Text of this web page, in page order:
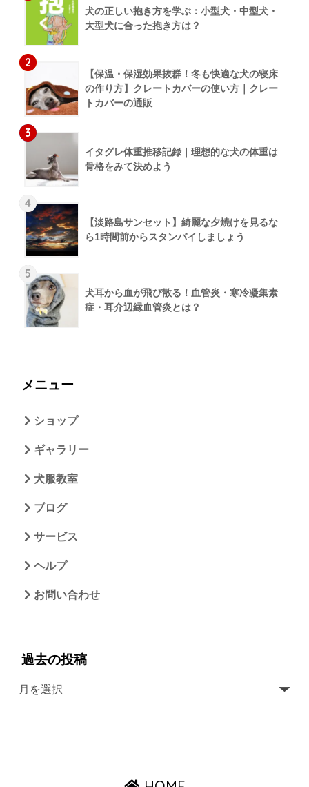
犬の正しい抱き方を学ぶ：小型犬・中型犬・
大型犬に合った抱き方は？
2
【保温・保湿効果抜群！冬も快適な犬の寝床
の作り方】クレートカバーの使い方｜クレー
トカバーの通販
3
イタグレ体重推移記録｜理想的な犬の体重は
骨格をみて決めよう
4
【淡路島サンセット】綺麗な夕焼けを見るな
ら1時間前からスタンバイしましょう
5
犬耳から血が飛び散る！血管炎・寒冷凝集素
症・耳介辺縁血管炎とは？
メニュー
ショップ
ギャラリー
犬服教室
ブログ
サービス
ヘルプ
お問い合わせ
過去の投稿